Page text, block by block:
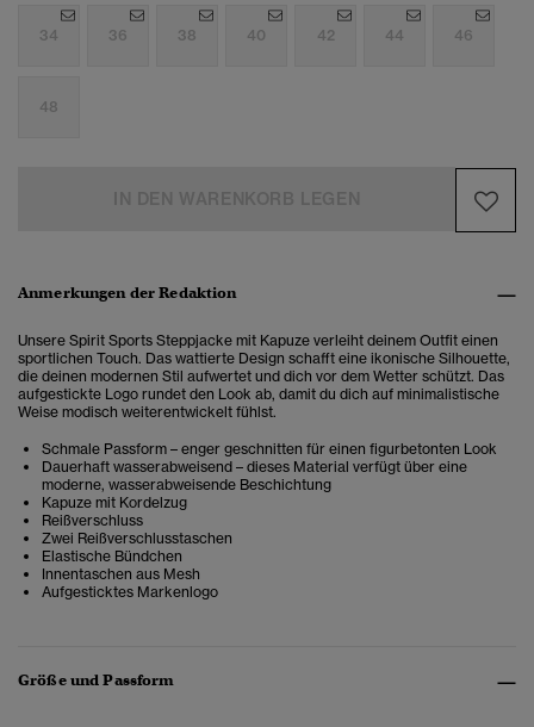
34 36 38 40 42 44 46
48
Anmerkungen der Redaktion
Unsere Spirit Sports Steppjacke mit Kapuze verleiht deinem Outfit einen
sportlichen Touch. Das wattierte Design schafft eine ikonische Silhouette,
die deinen modernen Stil aufwertet und dich vor dem Wetter schützt. Das
aufgestickte Logo rundet den Look ab, damit du dich auf minimalistische
Weise modisch weiterentwickelt fühlst.
Schmale Passform – enger geschnitten für einen figurbetonten Look
Dauerhaft wasserabweisend – dieses Material verfügt über eine
moderne, wasserabweisende Beschichtung
Kapuze mit Kordelzug
Reißverschluss
Zwei Reißverschlusstaschen
Elastische Bündchen
Innentaschen aus Mesh
Aufgesticktes Markenlogo
Größe und Passform